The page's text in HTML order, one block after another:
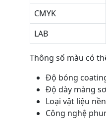
CMYK
LAB
Thông số màu có
Độ bóng
Độ dày màng
Loại vật liệu nền
Công nghệ